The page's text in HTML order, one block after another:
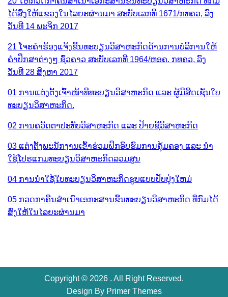
ໄດ້ສົ່ງໃຫ້ແຂວງໃນໄລຍະຜ່ານມາ ສະບັບເລກທີ 1671/ກທຄວ, ລົງ
ວັນທີ 14 ພະຈິກ 2017
21 ໂຈະຄຳຮ້ອງແຈ້ງຂື້ນທະບຽນວິສາຫະກິດດ້ານການບໍລິການໃຫ້
ຄຳປຶກສາຕ່າງໆ ຊົ່ວຄາວ ສະບັບເລກທີ 1964/ຫອຄ. ກທຄວ, ລົງ
ວັນທີ 28 ສິງຫາ 2017
01 ການແຕ່ງຕັ້ງເຈົ້າໜ້າທີທະບຽນວິສາຫະກິດ ແລະ ຜູ້ມີສິດເຊັ່ນໃບ
ທະບຽນວິສາຫະກິດ.
02 ການຄວັດຕາປະທັບວິສາຫະກິດ ແລະ ປ້າຍຊື່ວິສາຫະກິດ
03 ແຕ່ງຕັ້ງພະນັກງານເຂົ້າຮ່ວມຝຶກອົບຮົມການຄຸ້ມຄອງ ແລະ ນຳ
ໃຊ້ໂປຣແກມທະບຽນວິສາຫະກິດລວມສູນ
04 ການນຳໃຊ້ໃບທະບຽນວິສາຫະກິດຮູບແບບປັບປຸ່ງໃຫມ່
05 ກວດກາຄືນສຳເນົາເອກະສານຂື້ນທະບຽນວິສາຫະກິດ ທີ່ກົມໄດ້
ສົ່ງໃຫ້ໃນໄລຍະຜ່ານມາ
Copyright © 2026 . All Right Reserved.
Design By Primer Themes